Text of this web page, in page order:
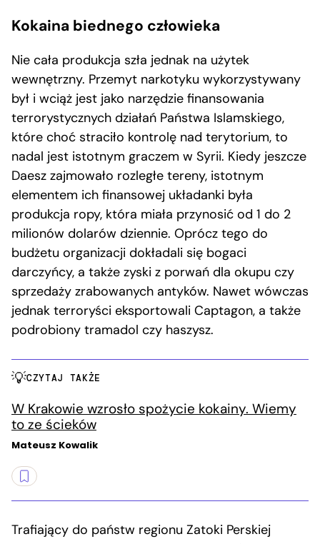
Kokaina biednego człowieka
Nie cała produkcja szła jednak na użytek
wewnętrzny. Przemyt narkotyku wykorzystywany
był i wciąż jest jako narzędzie finansowania
terrorystycznych działań Państwa Islamskiego,
które choć straciło kontrolę nad terytorium, to
nadal jest istotnym graczem w Syrii. Kiedy jeszcze
Daesz zajmowało rozległe tereny, istotnym
elementem ich finansowej układanki była
produkcja ropy, która miała przynosić od 1 do 2
milionów dolarów dziennie. Oprócz tego do
budżetu organizacji dokładali się bogaci
darczyńcy, a także zyski z porwań dla okupu czy
sprzedaży zrabowanych antyków. Nawet wówczas
jednak terroryści eksportowali Captagon, a także
podrobiony tramadol czy haszysz.
CZYTAJ TAKŻE
W Krakowie wzrosło spożycie kokainy. Wiemy
to ze ścieków
Mateusz Kowalik
Trafiający do państw regionu Zatoki Perskiej